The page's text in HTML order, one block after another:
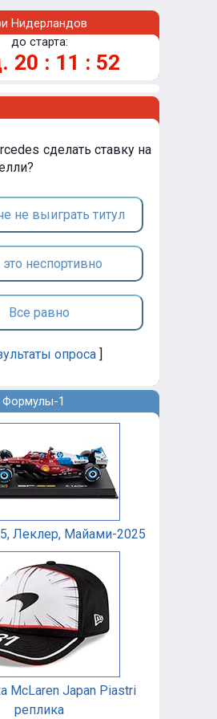
Нидерландов
до старта:
20 : 11 : 52
сделать ставку на
не выиграть титул
это неспортивно
Все равно
опроса ]
1
Леклер, Майами-2025
McLaren Japan Piastri
реплика